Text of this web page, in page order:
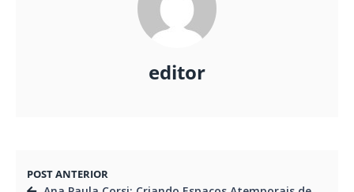
editor
POST ANTERIOR